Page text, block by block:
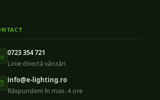
0723 354 721
Linie directă vânzări
info@e-lighting.ro
Răspundem în max. 4 ore